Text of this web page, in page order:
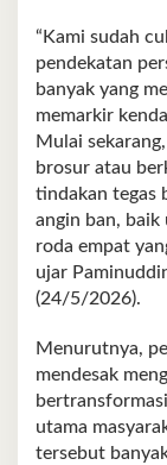
“Kami sudah
pendekatan
banyak yang
memarkir
Mulai
brosur atau
tindakan tegas
angin ban, baik
roda empat
ujar
(24/5/2026).
Menurutnya,
mendesak
utama
tersebut